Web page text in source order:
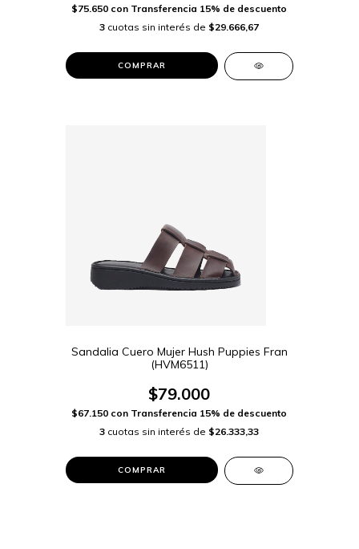
$75.650 con Transferencia 15% de descuento
3 cuotas sin interés de $29.666,67
COMPRAR
Sandalia Cuero Mujer Hush Puppies Fran
(HVM6511)
$79.000
$67.150 con Transferencia 15% de descuento
3 cuotas sin interés de $26.333,33
COMPRAR